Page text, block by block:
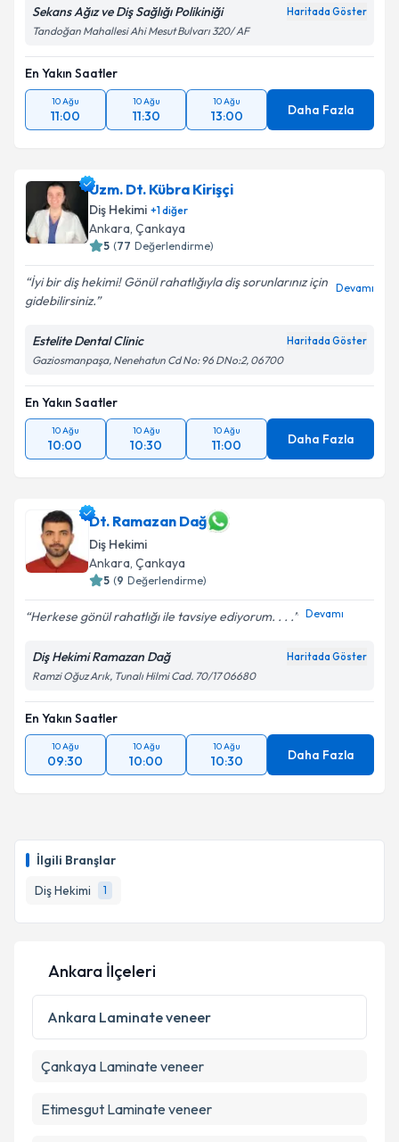
İlgili Branşlar
Diş Hekimi
1
Sekans Ağız ve Diş Sağlığı Polikiniği Haritada Göster
Tandoğan Mahallesi Ahi Mesut Bulvarı 320/ AF
En Yakın Saatler
10 Ağu
11:00
10 Ağu
11:30
10 Ağu
13:00 Daha Fazla
Uzm. Dt. Kübra Kirişçi
Diş Hekimi +1diğer
Ankara, Çankaya
5 (77 Değerlendirme)
İyi bir diş hekimi! Gönül rahatlığıyla diş sorunlarınız için
gidebilirsiniz.
Devamı
Estelite Dental Clinic Haritada Göster
Gaziosmanpaşa, Nenehatun Cd No: 96 DNo:2, 06700
En Yakın Saatler
10 Ağu
10:00
10 Ağu
10:30
10 Ağu
11:00 Daha Fazla
Dt. Ramazan Dağ
Diş Hekimi
Ankara, Çankaya
5 (9 Değerlendirme)
Herkese gönül rahatlığı ile tavsiye ediyorum. . . . Devamı
Diş Hekimi Ramazan Dağ Haritada Göster
Ramzi Oğuz Arık, Tunalı Hilmi Cad. 70/17 06680
En Yakın Saatler
10 Ağu
09:30
10 Ağu
10:00
10 Ağu
10:30 Daha Fazla
Ankara İlçeleri
Ankara Laminate veneer
Çankaya Laminate veneer
Etimesgut Laminate veneer